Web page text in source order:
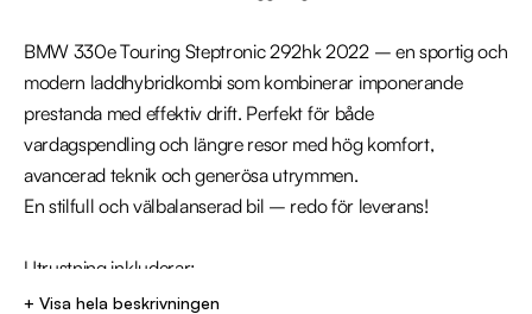
BMW 330e Touring Steptronic 292hk 2022 – en sportig och
modern laddhybridkombi som kombinerar imponerande
prestanda med effektiv drift. Perfekt för både
vardagspendling och längre resor med hög komfort,
avancerad teknik och generösa utrymmen.
En stilfull och välbalanserad bil – redo för leverans!
Utrustning inkluderar:
  - Sport Line
+ Visa hela beskrivningen